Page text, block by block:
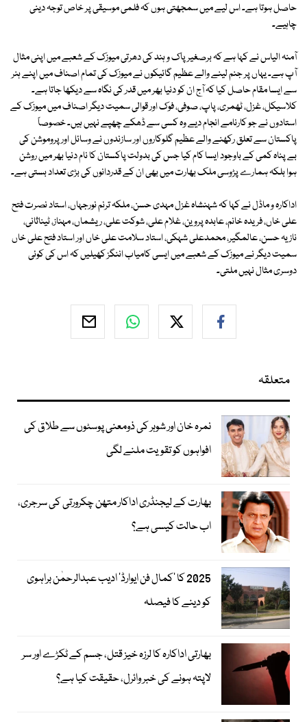
حاصل ہوتا ہے۔ اس لیے میں سمجھتی ہوں کہ فلمی موسیقی پر خاص توجہ دینی
چاہیے۔
آمنہ الیاس نے کہا ہے کہ برصغیر پاک و ہند کی دھرتی میوزک کے شعبے میں اپنی مثال
آپ ہے۔ یہاں پر جنم لینے والے عظیم گائیکوں نے میوزک کی تمام اصناف میں اپنے ہنر
سے ایسا مقام حاصل کیا کہ آج ان کو دنیا بھر میں قدر کی نگاہ سے دیکھا جاتا ہے۔
کلاسیکل، غزل، ٹھمری، پاپ، صوفی، فوک اور قوالی سمیت دیگر اصناف میں میوزک کے
استادوں نے جو کارنامے انجام دیے وہ کسی سے ڈھکے چھپے نہیں ہیں۔ خصوصاً
پاکستان سے تعلق رکھنے والے عظیم گلوکاروں اور سازندوں نے وسائل اور پروموشن کی
بے پناہ کمی کے باوجود ایسا کام کیا جس کی بدولت پاکستان کا نام دنیا بھر میں روشن
ہوا بلکہ ہمارے پڑوسی ملک بھارت میں بھی ان کے قدردانوں کی بڑی تعداد بستی ہے۔
اداکارہ و ماڈل نے کہا کہ شہنشاہ غزل مہدی حسن، ملکہ ترنم نورجہاں، استاد نصرت فتح
علی خاں، فریدہ خانم، عابدہ پروین، غلام علی، شوکت علی، ریشماں، مہناز، ٹیناثانی،
نازیہ حسن، عالمگیر، محمدعلی شہکی، استاد سلامت علی خاں اور استاد فتح علی خاں
سمیت دیگر نے میوزک کے شعبے میں ایسی کامیاب اننگز کھیلیں کہ اس کی کوئی
دوسری مثال نہیں ملتی۔
متعلقہ
نمرہ خان اور شوہر کی ذومعنی پوسٹوں سے طلاق کی
افواہوں کو تقویت ملنے لگی
بھارت کے لیجنڈری اداکار متھن چکرورتی کی سرجری،
اب حالت کیسی ہے؟
2025 کا ’کمال فن ایوارڈ‘ ادیب عبدالرحمٰن براہوی
کو دینے کا فیصلہ
بھارتی اداکارہ کا لرزہ خیز قتل، جسم کے ٹکڑے اور سر
لاپتہ ہونے کی خبر وائرل، حقیقت کیا ہے؟